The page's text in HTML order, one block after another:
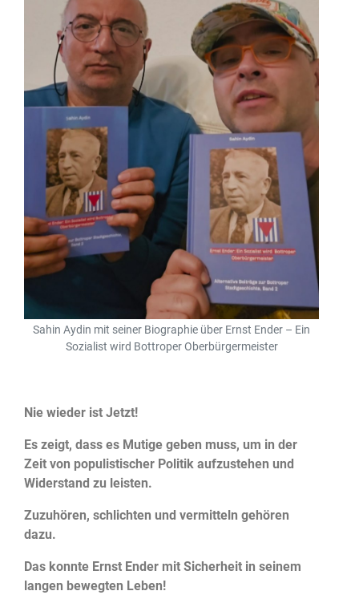
Sahin Aydin mit seiner Biographie über Ernst Ender – Ein
Sozialist wird Bottroper Oberbürgermeister
Nie wieder ist Jetzt!
Es zeigt, dass es Mutige geben muss, um in der
Zeit von populistischer Politik aufzustehen und
Widerstand zu leisten.
Zuzuhören, schlichten und vermitteln gehören
dazu.
Das konnte Ernst Ender mit Sicherheit in seinem
langen bewegten Leben!